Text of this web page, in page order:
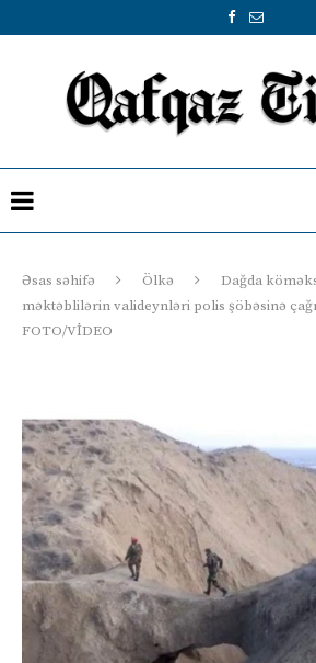
Əsas səhifə Ölkə
Dağda
məktəblilərin valideynləri polis şöbəsinə
FOTO/VİDEO